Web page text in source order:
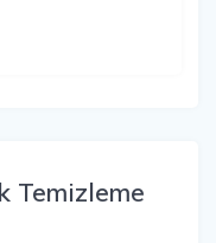
Temizleme